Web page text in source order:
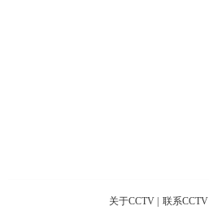
关于CCTV 联系CCTV